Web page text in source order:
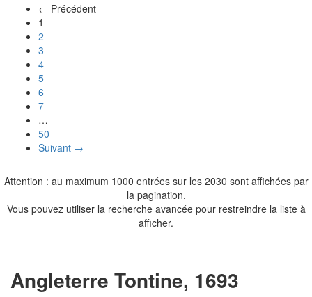
← Précédent
1
2
3
4
5
6
7
…
50
Suivant →
Attention : au maximum 1000 entrées sur les 2030 sont affichées par
la pagination.
Vous pouvez utiliser la recherche avancée pour restreindre la liste à
afficher.
Angleterre Tontine, 1693